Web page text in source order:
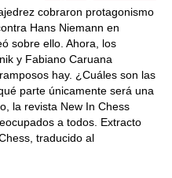
cobraron protagonismo
Hans Niemann en
sobre ello. Ahora, los
y Fabiano Caruana
hay. ¿Cuáles son las
parte únicamente será una
la revista New In Chess
a todos. Extracto
traducido al